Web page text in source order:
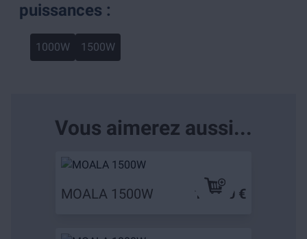
puissances :
1000W 1500W
Vous aimerez aussi...
MOALA 1500W 179,90 €